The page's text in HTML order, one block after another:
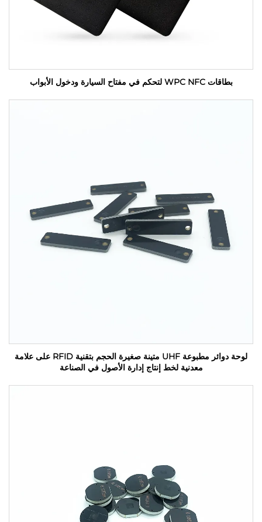
بطاقات WPC NFC لتحكم في مفتاح السيارة ودخول الأبواب
لوحة دوائر مطبوعة UHF متينة صغيرة الحجم بتقنية RFID على علامة
معدنية لخط إنتاج إدارة الأصول في الصناعة